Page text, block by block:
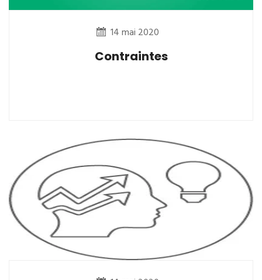
14 mai 2020
Contraintes